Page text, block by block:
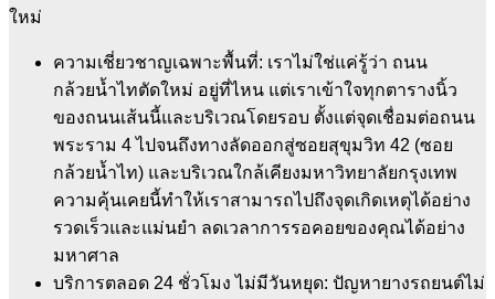
ใหม่
ความเชี่ยวชาญเฉพาะพื้นที่: เราไม่ใช่แค่รู้ว่า ถนน
กล้วยน้ำไทตัดใหม่ อยู่ที่ไหน แต่เราเข้าใจทุกตารางนิ้ว
ของถนนเส้นนี้และบริเวณโดยรอบ ตั้งแต่จุดเชื่อมต่อถนน
พระราม 4 ไปจนถึงทางลัดออกสู่ซอยสุขุมวิท 42 (ซอย
กล้วยน้ำไท) และบริเวณใกล้เคียงมหาวิทยาลัยกรุงเทพ
ความคุ้นเคยนี้ทำให้เราสามารถไปถึงจุดเกิดเหตุได้อย่าง
รวดเร็วและแม่นยำ ลดเวลาการรอคอยของคุณได้อย่าง
มหาศาล
บริการตลอด 24 ชั่วโมง ไม่มีวันหยุด: ปัญหายางรถยนต์ไม่